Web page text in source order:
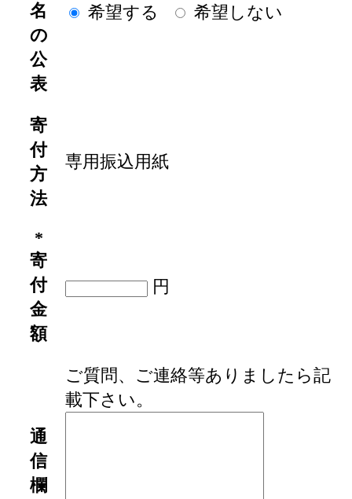
名
の
公
表
希望する 希望しない
寄
付
方
法
専用振込用紙
*
寄
付
金
額
円
通
信
欄
ご質問、ご連絡等ありましたら記
載下さい。